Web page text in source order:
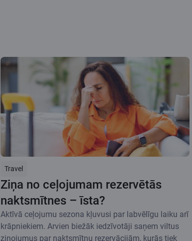
Travel
Ziņa no ceļojumam rezervētās
naktsmītnes – īsta?
Aktīvā ceļojumu sezona kļuvusi par labvēlīgu laiku arī
krāpniekiem. Arvien biežāk iedzīvotāji saņem viltus
ziņojumus par naktsmītņu rezervācijām, kurās tiek